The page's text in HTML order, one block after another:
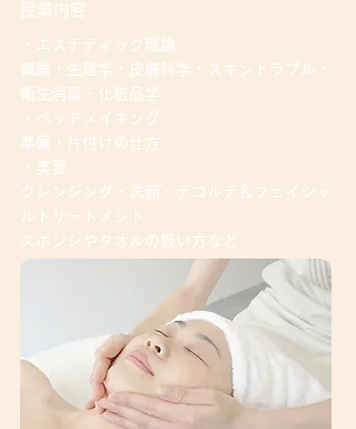
授業内容
・エステティック理論
概論・生理学・皮膚科学・スキントラブル・
衛生消毒・化粧品学
・ベッドメイキング
準備・片付けの仕方
・実習
クレンジング・洗顔・デコルテ＆フェイシャ
ルトリートメント
スポンジやタオルの扱い方など